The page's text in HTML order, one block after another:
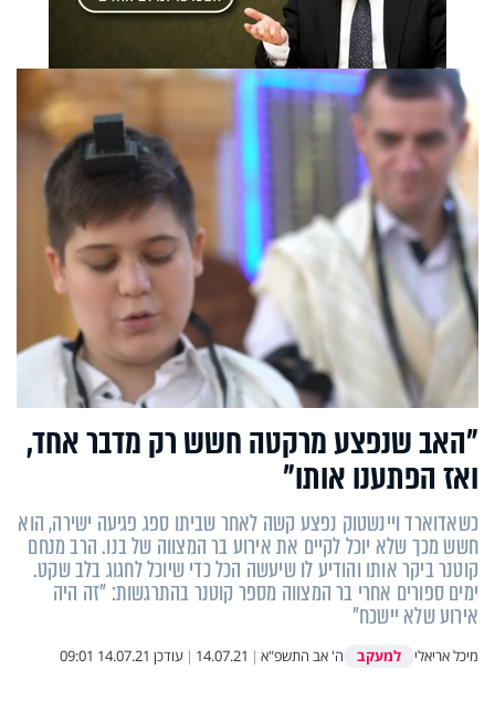
"האב שנפצע מרקטה חשש רק מדבר אחד,
ואז הפתענו אותו"
כשאדוארד ויינשטוק נפצע קשה לאחר שביתו ספג פגיעה ישירה, הוא
חשש מכך שלא יוכל לקיים את אירוע בר המצווה של בנו. הרב מנחם
קוטנר ביקר אותו והודיע לו שיעשה הכל כדי שיוכל לחגוג בלב שקט.
ימים ספורים אחרי בר המצווה מספר קוטנר בהתרגשות: "זה היה
אירוע שלא יישכח"
מיכל אריאלי למעקב ה' אב התשפ"א |
14.07.21
| עודכן 14.07.21 09:01